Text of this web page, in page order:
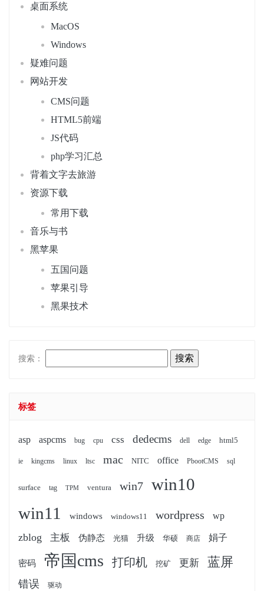
桌面系统
MacOS
Windows
疑难问题
网站开发
CMS问题
HTML5前端
JS代码
php学习汇总
背着文字去旅游
资源下载
常用下载
音乐与书
黑苹果
五国问题
苹果引导
黑果技术
搜索：
标签
asp aspcms bug cpu css dedecms dell edge html5
ie kingcms linux ltsc mac NITC office PbootCMS sql
surface tag TPM ventura win7
win10
win11
windows windows11 wordpress wp
zblog 主板 伪静态 光猫 升级 华硕 商店 娟子
密码 帝国cms 打印机 挖矿 更新 蓝屏
错误 驱动